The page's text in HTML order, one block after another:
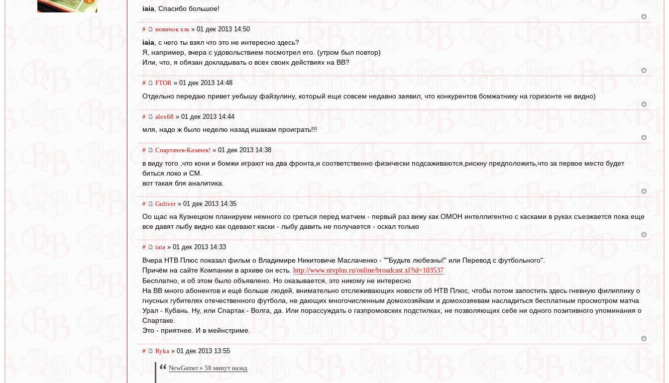
iaia, Спасибо большое!
# новичок хзк» 01 дек 2013 14:50
iaia , с чего ты взял что это не интересно здесь?
Я, например, вчера с удовольствием посмотрел его. (утром был повтор)
Или, что, я обязан докладывать о всех своих действиях на ВВ?
# FTOR » 01 дек 2013 14:48
Отдельно передаю привет уебышу файзулину, который еще совсем недавно заявил, что конкурентов бомжатнику на горизонте не видно)
# alex68 » 01 дек 2013 14:44
мля, надо ж было неделю назад ишакам проиграть!!!
# Спартачек-Казачек! » 01 дек 2013 14:38
в виду того ,что кони и бомжи играют на два фронта,и соответственно физически подсаживаются,рискну предположить,что за первое место будет
биться локо и СМ.
вот такая бля аналитика.
# Guliver» 01 дек 2013 14:35
Оо щас на Кузнецком планируем немного со греться перед матчем - первый раз вижу как ОМОН интеллигентно с касками в руках съезжается пока еще
все давят лыбу видно как одевают каски - лыбу давить не получается - оскал только
# iaia » 01 дек 2013 14:33
Вчера НТВ Плюс показал фильм о Владимире Никитовиче Маслаченко - ""Будьте любезны!" или Перевод с футбольного".
Причём на сайте Компании в архиве он есть. http://www.ntvplus.ru/online/broadcast.xl?id=103537
Бесплатно, и об этом было объявлено. Но оказывается, это никому не интересно
На ВВ много абонентов и ещё больше людей, внимательно отслеживающих новости об НТВ Плюс, чтобы потом запостить здесь гневную филиппику о
гнусных губителях отечественного футбола, не дающих многочисленным домохозяйкам и домохозяевам насладиться бесплатным просмотром матча
Урал - Кубань. Ну, или Спартак - Волга, да. Или порассуждать о газпромовских подстилках, не позволяющих себе ни одного позитивного упоминания о
Спартаке.
Это - приятнее. И в мейнстриме.
# Ryka » 01 дек 2013 13:55
NewGamer » 58 минут назад